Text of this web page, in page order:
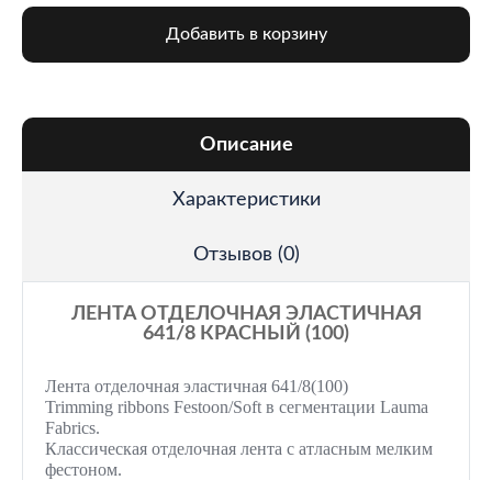
Добавить в корзину
Описание
Характеристики
Отзывов (0)
ЛЕНТА ОТДЕЛОЧНАЯ ЭЛАСТИЧНАЯ
641/8 КРАСНЫЙ (100)
Лента отделочная эластичная 641/8(100)
Trimming ribbons Festoon/Soft в сегментации Lauma
Fabrics.
Классическая отделочная лента с атласным мелким
фестоном.